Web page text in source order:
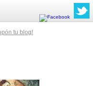
tu blog!